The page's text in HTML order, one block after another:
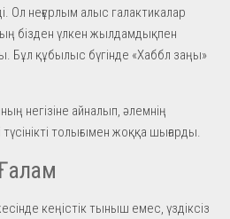
Ол неғұрлым алыс галактикалар
бізден үлкен жылдамдықпен
Бұл құбылыс бүгінде «Хаббл заңы»
негізіне айналып, әлемнің
түсінікті толығымен жоққа шығарды.
кеңістік тыныш емес, үздіксіз